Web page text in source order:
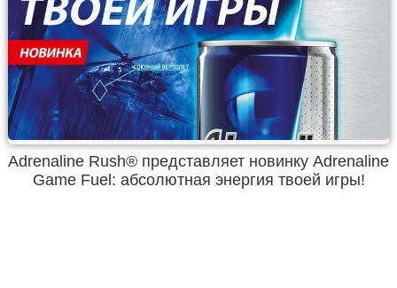
Adrenaline Rush® представляет новинку Adrenaline
Game Fuel: абсолютная энергия твоей игры!